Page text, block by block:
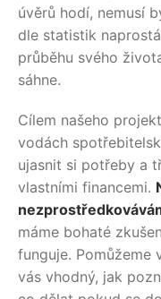
úvěrů hodí, nemusí
dle statistik
průběhu svého
sáhne.
Cílem našeho
vodách
ujasnit si potřeby a
vlastními financemi.
máme bohaté
funguje.
vás vhodný, jak